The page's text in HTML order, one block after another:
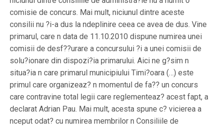
comisie de concurs. Mai mult, niciunul dintre aceste
consilii nu ?i-a dus la ndeplinire ceea ce avea de dus. Vine
primarul, care n data de 11.10.2010 dispune numirea unei
comisii de desf??urare a concursului ?i a unei comisii de
solu?ionare din dispozi?ia primarului. Aici ne g?sim n
situa?ia n care primarul municipiului Timi?oara (…) este
primul care organizeaz? n momentul de fa?? un concurs
care contravine total legii care reglementeaz? acest fapt, a
declarat Adrian Pau. Mai mult, acesta spune c? vicierea a
nceput odat? cu numirea membrilor n Consiliile de